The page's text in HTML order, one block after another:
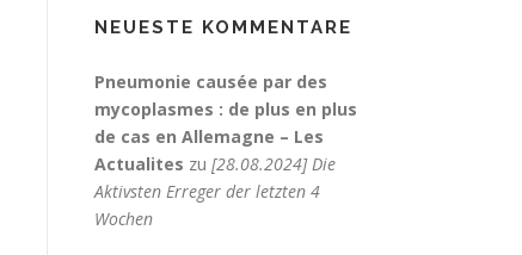
NEUESTE KOMMENTARE
Pneumonie causée par des
mycoplasmes : de plus en plus
de cas en Allemagne – Les
Actualites zu [28.08.2024] Die
Aktivsten Erreger der letzten 4
Wochen